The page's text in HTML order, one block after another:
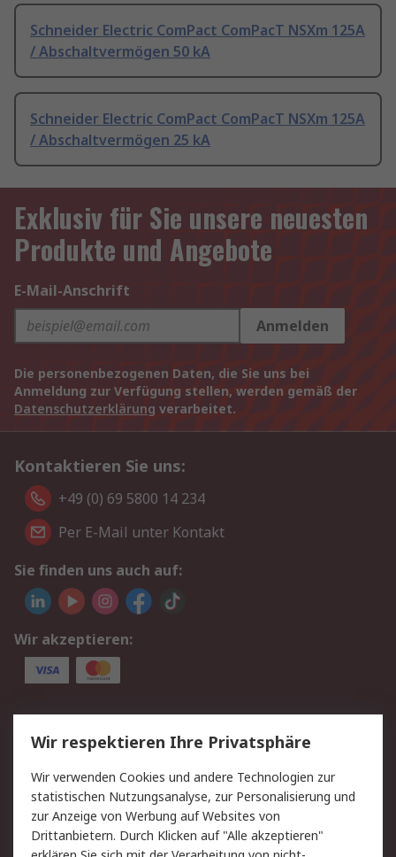
Schneider Electric ComPact ComPacT NSXm 125A
/ Abschaltvermögen 50 kA
Schneider Electric ComPact ComPacT NSXm 125A
/ Abschaltvermögen 25 kA
Exklusiv für Sie unsere neuesten
Produkte und Angebote
E-Mail-Anschrift
Anmelden
Die personenbezogenen Daten, die Sie uns bei
Anmeldung zur Verfügung stellen, werden gemäß der
Datenschutzerklärung verarbeitet.
Kontaktieren Sie uns:
+49 (0) 69 5800 14 234
Per E-Mail unter Kontakt
Sie finden uns auch auf:
Wir akzeptieren:
Service
Value Added Services
Lieferlösungen
Rücksendungen
Kontakt
Hilfe
Privatkunden
Rechtliches
Wir respektieren Ihre Privatsphäre
Wir verwenden Cookies und andere Technologien zur
statistischen Nutzungsanalyse, zur Personalisierung und
zur Anzeige von Werbung auf Websites von
Drittanbietern. Durch Klicken auf "Alle akzeptieren"